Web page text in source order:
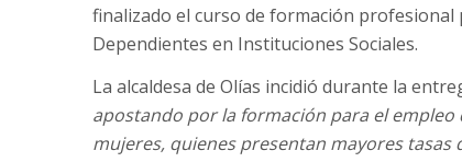
finalizado el curso de formación profesional
Dependientes en Instituciones Sociales.
La alcaldesa de Olías incidió durante la
apostando por la formación para el empleo
mujeres, quienes presentan mayores tasas